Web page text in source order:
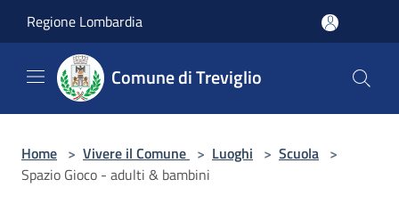
Regione Lombardia
Comune di Treviglio
Home > Vivere il Comune > Luoghi > Scuola >
Spazio Gioco - adulti & bambini